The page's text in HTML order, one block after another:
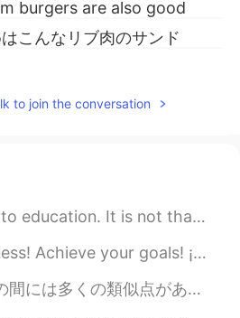
burgers are also good
こんなリブ肉のサンド
いコンビニのライフハックも
ば、時々薬味も付いても大
chips, sometimes it’s ok
to join the conversation
you read a book, pass an examination, and finish wit...
sueño es fitness! ¡Alcanza tú sueños! 私の目標 はフィットネ...
ますか？ 他の類似点について考えられますか？ I think there are many similarities between...